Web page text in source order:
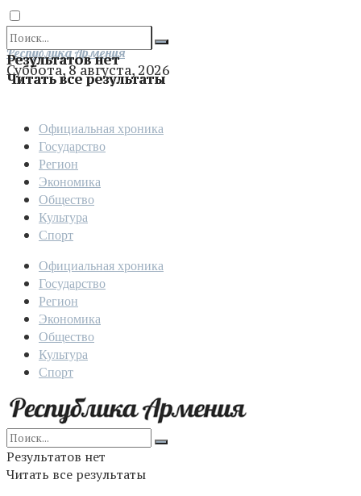
Результатов нет
Читать все результаты
Отправить
Республика Армения
Суббота, 8 августа, 2026
Официальная хроника
Государство
Регион
Экономика
Общество
Культура
Спорт
Официальная хроника
Государство
Регион
Экономика
Общество
Культура
Спорт
Результатов нет
Читать все результаты